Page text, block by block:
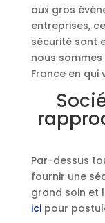
aux gros
entreprises,
sécurité sont
nous sommes
France en qui
Par-dessus
fournir une
grand soin et
icipour